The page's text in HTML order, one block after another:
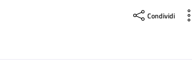
Condividi